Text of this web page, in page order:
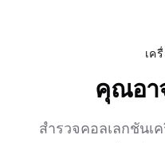
เค
คุณอา
สำรวจคอลเลกชันเ